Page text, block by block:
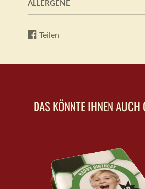
ALLERGENE
Teilen
Auf
teilen
Wird
einem
DAS KÖNNTE IHNEN AUCH